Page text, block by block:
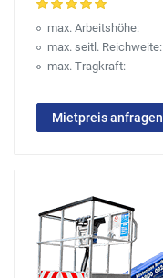
max. Arbeitshöhe:
max. seitl. Reichweite:
max. Tragkraft:
Mietpreis anfragen